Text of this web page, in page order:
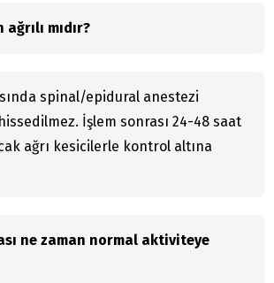
mıdır?
spinal/epidural anestezi
İşlem sonrası 24-48 saat
ağrı kesicilerle kontrol altına
ne zaman normal aktiviteye